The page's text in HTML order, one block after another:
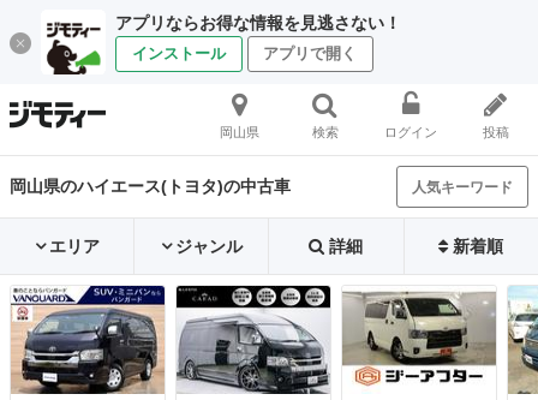
アプリならお得な情報を見逃さない！
インストール アプリで開く
岡山県 検索 ログイン 投稿
岡山県のハイエース(トヨタ)の中古車 人気キーワード
エリア ジャンル 詳細 新着順